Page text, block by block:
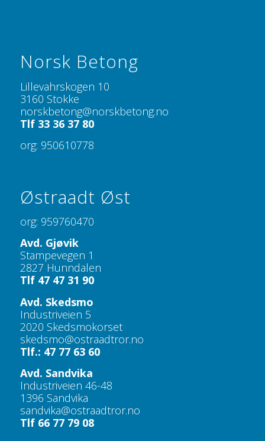
Norsk Betong
Lillevahrskogen 10
3160 Stokke
norskbetong@norskbetong.no
Tlf 33 36 37 80
org: 950610778
Østraadt Øst
org: 959760470
Avd. Gjøvik
Stampevegen 1
2827 Hunndalen
Tlf 47 47 31 90
Avd. Skedsmo
Industriveien 5
2020 Skedsmokorset
skedsmo@ostraadtror.no
Tlf.: 47 77 63 60
Avd. Sandvika
Industriveien 46-48
1396 Sandvika
sandvika@ostraadtror.no
Tlf 66 77 79 08